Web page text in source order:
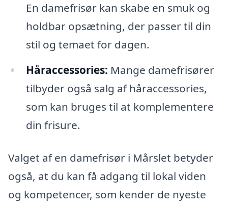
En damefrisør kan skabe en smuk og
holdbar opsætning, der passer til din
stil og temaet for dagen.
Håraccessories: Mange damefrisører
tilbyder også salg af håraccessories,
som kan bruges til at komplementere
din frisure.
Valget af en damefrisør i Mårslet betyder
også, at du kan få adgang til lokal viden
og kompetencer, som kender de nyeste